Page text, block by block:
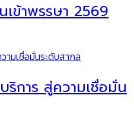
ข้าพรรษา 2569
ริการ สู่ความเชื่อมั่น